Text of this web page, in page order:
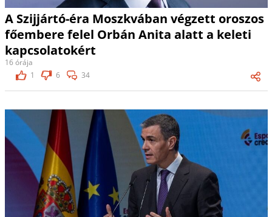
A Szijjártó-éra Moszkvában végzett oroszos
főembere felel Orbán Anita alatt a keleti
kapcsolatokért
16 órája
1
6 34